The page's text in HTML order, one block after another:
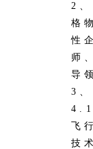
2
格
性
师
导
3
4.1
飞
技